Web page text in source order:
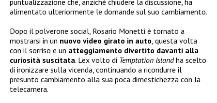
puntualizzazione che, anziché chiudere la discussione, ha
alimentato ulteriormente le domande sul suo cambiamento.
Dopo il polverone social, Rosario Monetti è tornato a
mostrarsi in un nuovo video girato in auto, questa volta
con il sorriso e un atteggiamento divertito davanti alla
curiosità suscitata. L’ex volto di Temptation Islandha scelto
di ironizzare sulla vicenda, continuando a ricondurre il
presunto cambiamento alla sua poca dimestichezza con la
telecamera.